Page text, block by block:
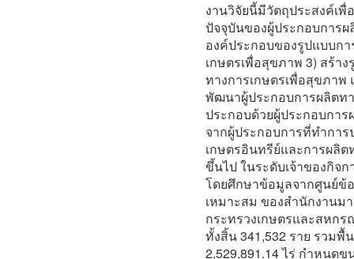
งานวิจัยนี้มีวัตถุประสงค์เ
ปัจจุบันของผู้ประกอบการ
องค์ประกอบของรูปแบบก
เกษตรเพื่อสุขภาพ 3) สร้า
ทางการเกษตรเพื่อสุขภาพ
พัฒนาผู้ประกอบการผลิตท
ประกอบด้วยผู้ประกอบกา
จากผู้ประกอบการที่ทำกา
เกษตรอินทรีย์และการผลิ
ขึ้นไป ในระดับเจ้าของกิจ
โดยศึกษาข้อมูลจากศูนย์ข้
เหมาะสม ของสำนักงานม
กระทรวงเกษตรและสหก
ทั้งสิ้น 341,532 ราย รวม
2,529,891.14 ไร่ กำหนด